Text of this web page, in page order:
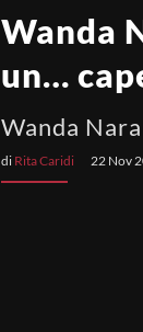
Wanda
un…
Wanda
di Rita Caridi 22 Nov